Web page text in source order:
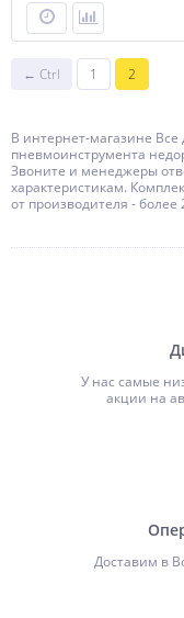
← Ctrl 1 2
В интернет-магазине
пневмоинструмента
Звоните и менеджеры
характеристикам.
от производителя - более
У нас самые
акции на
Доставим в